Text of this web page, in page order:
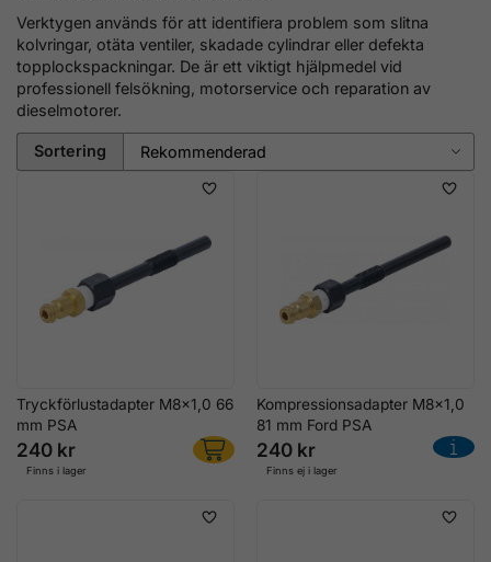
Verktygen används för att identifiera problem som slitna
kolvringar, otäta ventiler, skadade cylindrar eller defekta
topplockspackningar. De är ett viktigt hjälpmedel vid
professionell felsökning, motorservice och reparation av
dieselmotorer.
Sortering
Tryckförlustadapter M8x1,0 66
mm PSA
240 kr
Finns i lager
Kompressionsadapter M8x1,0
81 mm Ford PSA
240 kr
Finns ej i lager